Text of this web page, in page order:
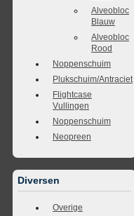
Alveobloc
Blauw
Alveobloc
Rood
Noppenschuim
Plukschuim/Antraciet
Flightcase
Vullingen
Noppenschuim
Neopreen
Diversen
Overige